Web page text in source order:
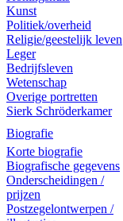
Kunst
Politiek/overheid
Religie/geestelijk leven
Leger
Bedrijfsleven
Wetenschap
Overige portretten
Sierk Schröderkamer
Biografie
Korte biografie
Biografische gegevens
Onderscheidingen /
prijzen
Postzegelontwerpen /